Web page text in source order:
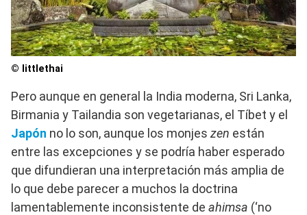
© littlethai
Pero aunque en general la India moderna, Sri Lanka,
Birmania y Tailandia son vegetarianas, el Tíbet y el
Japón no lo son, aunque los monjes zen están
entre las excepciones y se podría haber esperado
que difundieran una interpretación más amplia de
lo que debe parecer a muchos la doctrina
lamentablemente inconsistente de ahimsa (‘no